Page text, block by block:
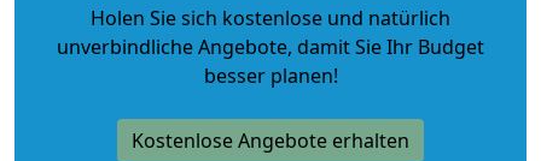
Holen Sie sich kostenlose und natürlich
unverbindliche Angebote, damit Sie Ihr Budget
besser planen!
Kostenlose Angebote erhalten